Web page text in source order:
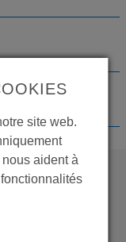
site web.
aident à